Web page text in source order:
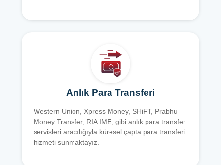
Anlık Para Transferi
Western Union, Xpress Money, SHiFT, Prabhu
Money Transfer, RIA IME, gibi anlık para transfer
servisleri aracılığıyla küresel çapta para transferi
hizmeti sunmaktayız.